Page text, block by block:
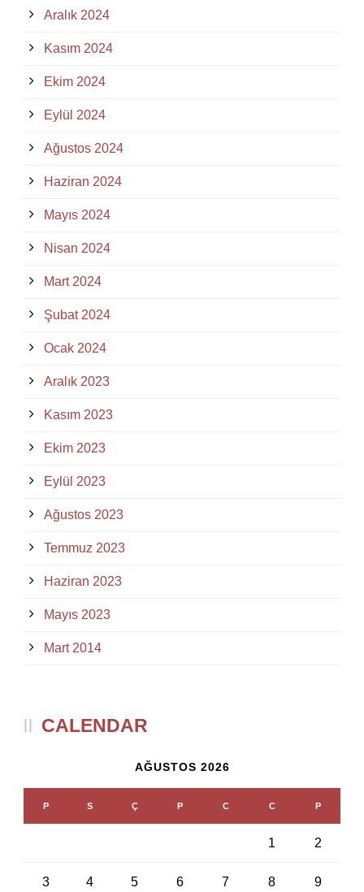
Aralık 2024
Kasım 2024
Ekim 2024
Eylül 2024
Ağustos 2024
Haziran 2024
Mayıs 2024
Nisan 2024
Mart 2024
Şubat 2024
Ocak 2024
Aralık 2023
Kasım 2023
Ekim 2023
Eylül 2023
Ağustos 2023
Temmuz 2023
Haziran 2023
Mayıs 2023
Mart 2014
CALENDAR
AĞUSTOS 2026
P S Ç P C C P
1 2
3 4 5 6 7 8 9